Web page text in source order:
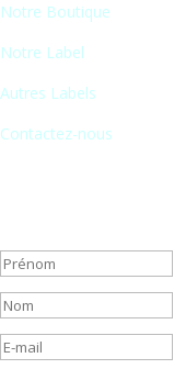
Notre Boutique
Notre Label
Autres Labels
Contactez-nous